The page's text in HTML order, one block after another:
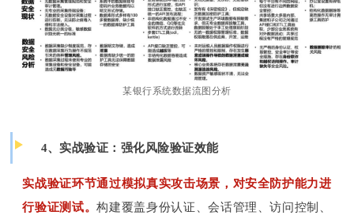
某银行系统数据流图分析
4、实战验证：强化风险验证效能
实战验证环节通过模拟真实攻击场景，对安全防护能力进
行验证测试。构建覆盖身份认证、会话管理、访问控制、